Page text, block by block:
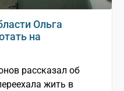
Ольга
на
рассказал об
жить в